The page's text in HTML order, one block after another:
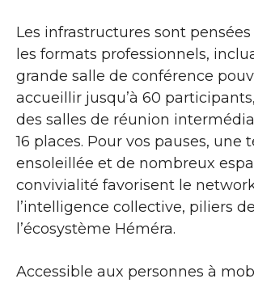
Les infrastructures sont
les formats professionnels,
grande salle de conférence
accueillir jusqu’à 60
des salles de réunion
16 places. Pour vos pauses, une
ensoleillée et de nombreux
convivialité favorisent le
l’intelligence collective, piliers de
l’écosystème Héméra.
Accessible aux personnes à